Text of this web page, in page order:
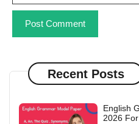
Recent Posts
English
2026